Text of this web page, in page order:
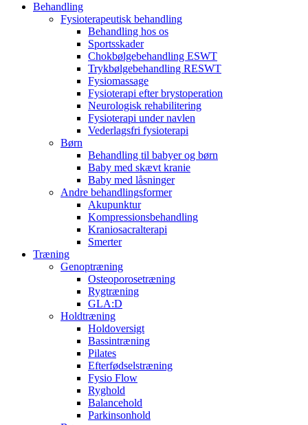
Behandling
Fysioterapeutisk behandling
Behandling hos os
Sportsskader
Chokbølgebehandling ESWT
Trykbølgebehandling RESWT
Fysiomassage
Fysioterapi efter brystoperation
Neurologisk rehabilitering
Fysioterapi under navlen
Vederlagsfri fysioterapi
Børn
Behandling til babyer og børn
Baby med skævt kranie
Baby med låsninger
Andre behandlingsformer
Akupunktur
Kompressionsbehandling
Kraniosacralterapi
Smerter
Træning
Genoptræning
Osteoporosetræning
Rygtræning
GLA:D
Holdtræning
Holdoversigt
Bassintræning
Pilates
Efterfødselstræning
Fysio Flow
Ryghold
Balancehold
Parkinsonhold